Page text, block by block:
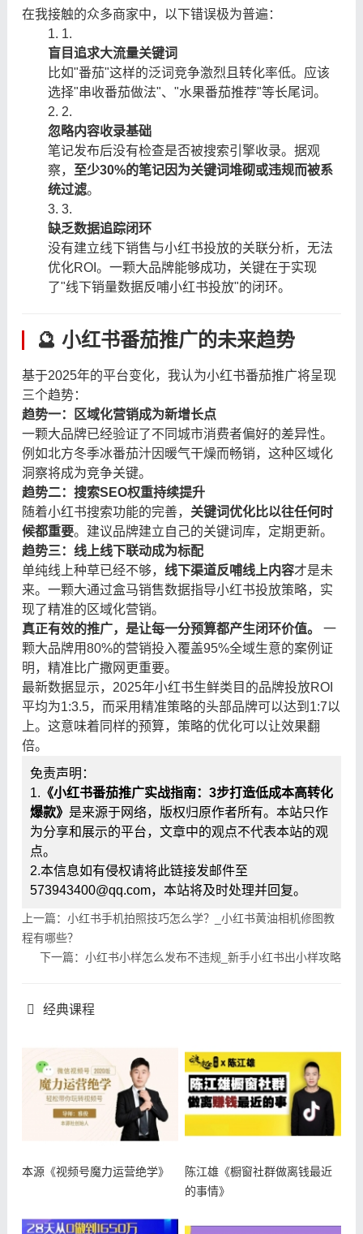
在我接触的众多商家中，以下错误极为普遍：
1.
盲目追求大流量关键词
比如"番茄"这样的泛词竞争激烈且转化率低。应该
选择"串收番茄做法"、"水果番茄推荐"等长尾词。
2.
忽略内容收录基础
笔记发布后没有检查是否被搜索引擎收录。据观
察，
至少30%的笔记因为关键词堆砌或违规而被系
统过滤。
3.
缺乏数据追踪闭环
没有建立线下销售与小红书投放的关联分析，无法
优化ROI。一颗大品牌能够成功，关键在于实现
了"线下销量数据反哺小红书投放"的闭环。
🔮 小红书番茄推广的未来趋势
基于2025年的平台变化，我认为小红书番茄推广将呈现
三个趋势：
趋势一：区域化营销成为新增长点
一颗大品牌已经验证了不同城市消费者偏好的差异性。
例如北方冬季冰番茄汁因暖气干燥而畅销，这种区域化
洞察将成为竞争关键。
趋势二：搜索SEO权重持续提升
随着小红书搜索功能的完善， 关键词优化比以往任何时
候都重要。建议品牌建立自己的关键词库，定期更新。
趋势三：线上线下联动成为标配
单纯线上种草已经不够， 线下渠道反哺线上内容才是未
来。一颗大通过盒马销售数据指导小红书投放策略，实
现了精准的区域化营销。
真正有效的推广，是让每一分预算都产生闭环价值。
​ 一
颗大品牌用80%的营销投入覆盖95%全域生意的案例证
明，精准比广撒网更重要。
最新数据显示，2025年小红书生鲜类目的品牌投放ROI
平均为1:3.5，而采用精准策略的头部品牌可以达到1:7以
上。这意味着同样的预算，策略的优化可以让效果翻
倍。
免责声明：
1. 《小红书番茄推广实战指南：3步打造低成本高转化
爆款》 是来源于网络，版权归原作者所有。本站只作
为分享和展示的平台，文章中的观点不代表本站的观
点。
2.本信息如有侵权请将此链接发邮件至
573943400@qq.com，本站将及时处理并回复。
上一篇：小红书手机拍照技巧怎么学？_小红书黄油相机修图教
程有哪些？
下一篇：小红书小样怎么发布不违规_新手小红书出小样攻略
经典课程
本源《视频号魔力运营绝学》
陈江雄《橱窗社群做离钱最近
的事情》